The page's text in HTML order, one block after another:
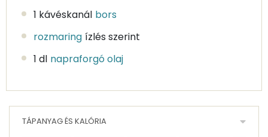
1 kávéskanál bors
rozmaring ízlés szerint
1 dl napraforgó olaj
TÁPANYAG ÉS KALÓRIA